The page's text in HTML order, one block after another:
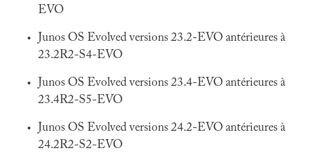
EVO
Junos OS Evolved versions 23.2-EVO antérieures à
23.2R2-S4-EVO
Junos OS Evolved versions 23.4-EVO antérieures à
23.4R2-S5-EVO
Junos OS Evolved versions 24.2-EVO antérieures à
24.2R2-S2-EVO